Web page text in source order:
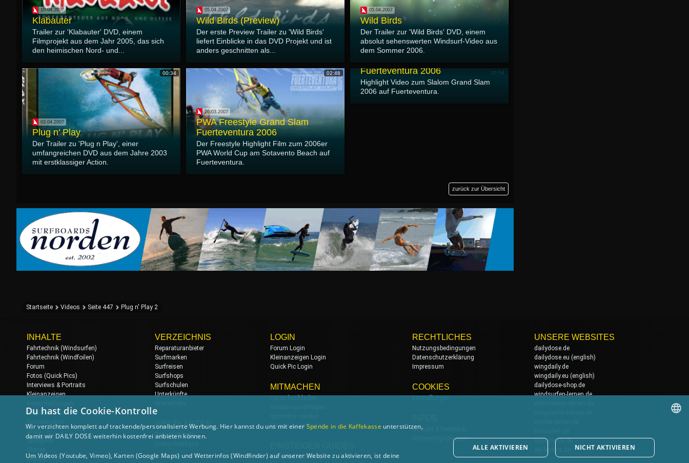
10.04.2007
Klabauter
Trailer zur 'Klabauter' DVD, einem
Filmprojekt aus dem Jahr 2005, das sich
den heimischen Nord- und...
05.04.2007
Wild Birds (Preview)
Der erste Preview Trailer zu 'Wild Birds'
liefert Einblicke in das DVD Projekt und ist
anders geschnitten als...
05.04.2007
Wild Birds
Der Trailer zur 'Wild Birds' DVD, einem
absolut sehenswerten Windsurf-Video aus
dem Sommer 2006.
00:34
03.04.2007
Plug n' Play
Der Trailer zu 'Plug n Play', einer
umfangreichen DVD aus dem Jahre 2003
mit erstklassiger Action.
02:48
26.03.2007
PWA Freestyle Grand Slam
Fuerteventura 2006
Der Freestyle Highlight Film zum 2006er
PWA World Cup am Sotavento Beach auf
Fuerteventura.
02:54
26.03.2007
Fuerteventura 2006
Highlight Video zum Slalom Grand Slam
2006 auf Fuerteventura.
zurück zur Übersicht
Startseite Videos Seite 447 Plug n' Play 2
INHALTE
Fahrtechnik (Windsurfen)
Fahrtechnik (Windfoilen)
Forum
Fotos (Quick Pics)
Interviews & Portraits
Kleinanzeigen
Regatten & Events
Shop
Spotguide
Videos
VERZEICHNIS
Reparaturanbieter
Surfmarken
Surfreisen
Surfshops
Surfschulen
Unterkünfte
WELTKARTEN
Foto-Weltkarte
LOGIN
Forum Login
Kleinanzeigen Login
Quick Pic Login
MITMACHEN
Fotos hochladen
Fragen & Antworten
Windsurfen lernen
RECHTLICHES
Nutzungsbedingungen
Datenschutzerklärung
Impressum
COOKIES
Einstellungen
Kontakt & Feedback
Werbemöglichkeiten
UNSERE WEBSITES
dailydose.de
dailydose.eu (english)
wingdaily.de
wingdaily.eu (english)
dailydose-shop.de
windsurfen-lernen.de
sup-basics.de
ENGLISH
Du hast die Cookie-Kontrolle
Wir verzichten komplett auf trackende/personalisierte Werbung. Hier kannst du uns mit einer Spende in die Kaffekasse unterstützen,
damit wir DAILY DOSE weiterhin kostenfrei anbieten können.
Um Videos (Youtube, Vimeo), Karten (Google Maps) und Wetterinfos (Windfinder) auf unserer Website zu aktivieren, ist deine
ALLE AKTIVIEREN NICHT AKTIVIEREN